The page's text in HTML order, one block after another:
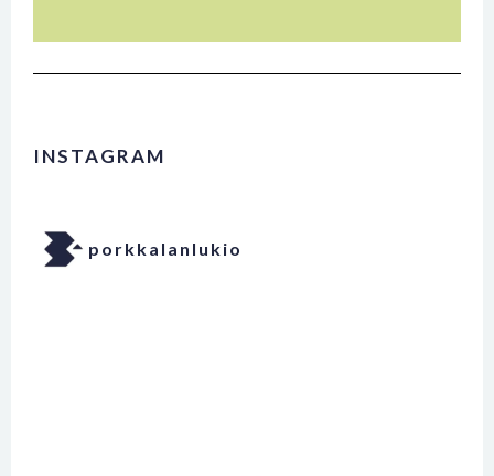
INSTAGRAM
porkkalanlukio